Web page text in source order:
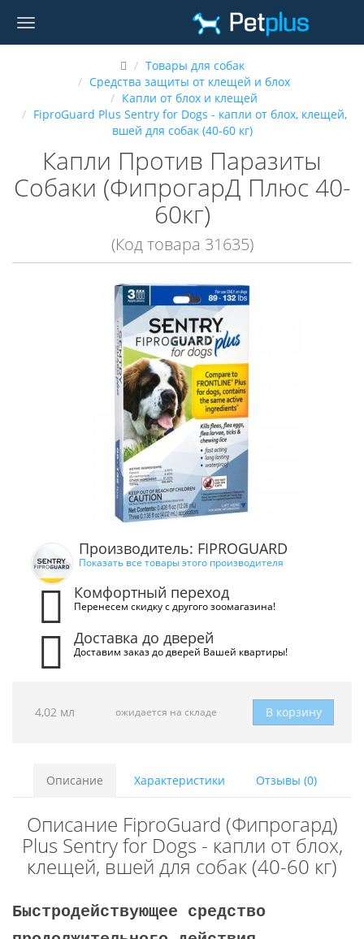
Товары для собак
Средства защиты от клещей и блох
Капли от блох и клещей
FiproGuard Plus Sentry for Dogs - капли от блох, клещей,
вшей для собак (40-60 кг)
Капли Против Паразиты
Собаки (ФипрогарД Плюс 40-
60кг)
(Код товара 31635)
Производитель: FIPROGUARD
Показать все товары этого производителя
Комфортный переход
Перенесем скидку с другого зоомагазина!
Доставка до дверей
Доставим заказ до дверей Вашей квартиры!
4,02 мл ожидается на складе В корзину
Описание Характеристики Отзывы (0)
Описание FiproGuard (Фипрогард)
Plus Sentry for Dogs - капли от блох,
клещей, вшей для собак (40-60 кг)
Быстродействующее средство